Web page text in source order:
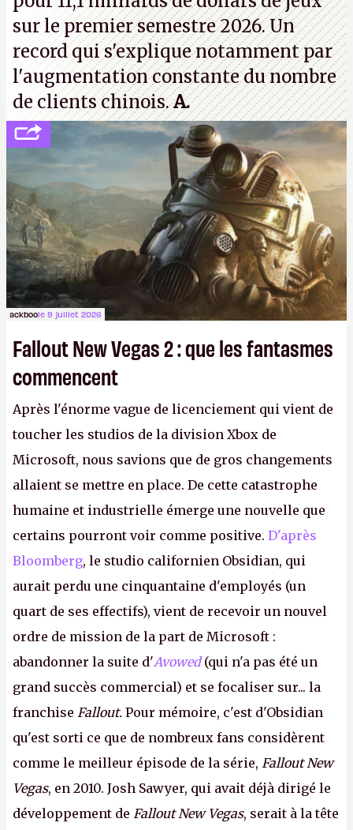
sur le premier semestre 2026. Un
record qui s'explique notamment par
l'augmentation constante du nombre
de clients chinois.A.
ackboole 9 juillet 2026
Fallout New Vegas 2 : que les fantasmes
commencent
Après l'énorme vague de licenciement qui vient de
toucher les studios de la division Xbox de
Microsoft, nous savions que de gros changements
allaient se mettre en place. De cette catastrophe
humaine et industrielle émerge une nouvelle que
certains pourront voir comme positive. D'après
Bloomberg, le studio californien Obsidian, qui
aurait perdu une cinquantaine d'employés (un
quart de ses effectifs), vient de recevoir un nouvel
ordre de mission de la part de Microsoft :
abandonner la suite d'Avowed(qui n'a pas été un
grand succès commercial) et se focaliser sur... la
franchise Fallout. Pour mémoire, c'est d'Obsidian
qu'est sorti ce que de nombreux fans considèrent
comme le meilleur épisode de la série, Fallout New
Vegas, en 2010. Josh Sawyer, qui avait déjà dirigé le
développement de Fallout New Vegas, serait à la tête